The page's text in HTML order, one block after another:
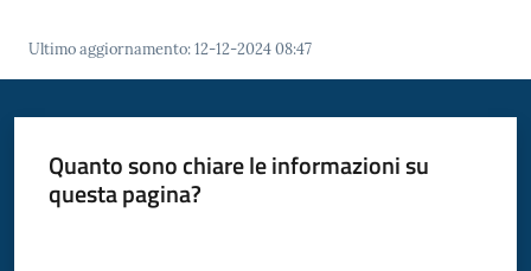
Servizi
Donato
Milanese
Ultimo aggiornamento:12-12-2024 08:47
Quanto sono chiare le informazioni su
questa pagina?